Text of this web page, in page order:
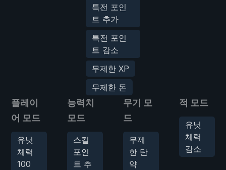
특전 포인
트 추가
특전 포인
트 감소
무제한 XP
무제한 돈
플레이
어 모드
유닛
체력
100
능력치
모드
스킬
포인
트 추
무기 모
드
무제
한 탄
약
적 모드
유닛
체력
감소